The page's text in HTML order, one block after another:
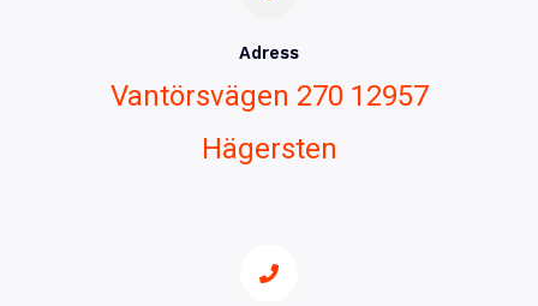
Adress
Vantörsvägen 270 12957
Hägersten